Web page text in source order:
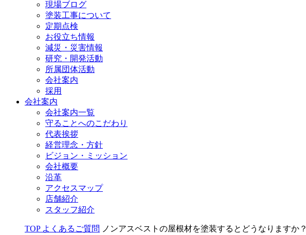
現場ブログ
塗装工事について
定期点検
お役立ち情報
減災・災害情報
研究・開発活動
所属団体活動
会社案内
採用
会社案内
会社案内一覧
守ることへのこだわり
代表挨拶
経営理念・方針
ビジョン・ミッション
会社概要
沿革
アクセスマップ
店舗紹介
スタッフ紹介
TOP よくあるご質問 ノンアスベストの屋根材を塗装するとどうなりますか？